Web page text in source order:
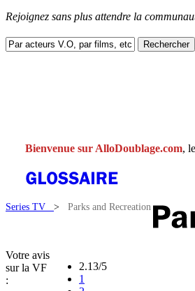
Rejoignez sans plus attendre la
Bienvenue sur AlloDoublage.com,
Series TV > Parks and Recreation
Votre avis
sur la VF
:
2.13/5
1